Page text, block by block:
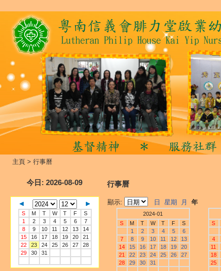
主頁 > 行事曆
今日 : 2026-08-09
S M T W T F
S
1
2 3 4 5 6
7
8
9 10 11 12 13
14
15
16 17 18 19 20
21
22
23 24 25 26 27
28
29
30 31
行事曆
顯示: 日 星期 月 年
2024-01
S
M T W T F
S
1
2 3 4 5
6
7
8 9 10 11 12
13
14
15 16 17 18 19
20
21
22 23 24 25 26
27
28
29 30 31
S
4
11
18
25